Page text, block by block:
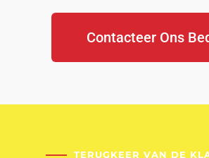
Contacteer Ons
TERUGKEER VAN DE